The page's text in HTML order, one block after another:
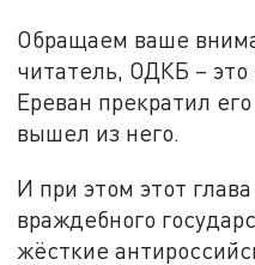
Обращаем ваше
читатель, ОДКБ –
Ереван прекратил
вышел из него.
И при этом этот
враждебного
жёсткие